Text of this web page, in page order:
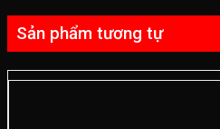
Sản phẩm tương tự